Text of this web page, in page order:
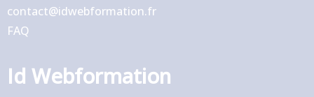
contact@idwebformation.fr
FAQ
Id Webformation